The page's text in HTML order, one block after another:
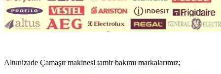
Altunizade Çamaşır makinesi tamir bakımı markalarımız;